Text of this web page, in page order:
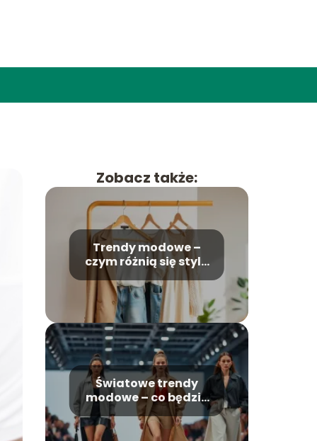
Zobacz także:
Trendy modowe –
czym różnią się style
na kolejne sezony?
Światowe trendy
modowe – co będzie
modne w
najbliższych latach?